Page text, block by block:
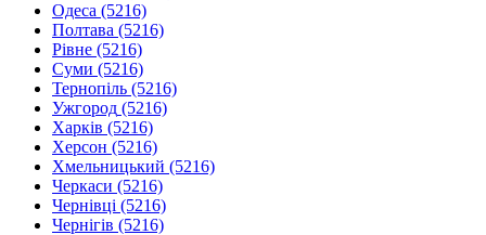
Одеса (5216)
Полтава (5216)
Рівне (5216)
Суми (5216)
Тернопіль (5216)
Ужгород (5216)
Харків (5216)
Херсон (5216)
Хмельницький (5216)
Черкаси (5216)
Чернівці (5216)
Чернігів (5216)